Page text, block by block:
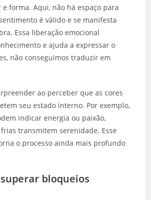
e forma. Aqui, não há espaço para
é válido e se manifesta
Essa liberação emocional
e ajuda a expressar o
não conseguimos traduzir em
ao perceber que as cores
seu estado interno. Por exemplo,
indicar energia ou paixão,
transmitem serenidade. Esse
o processo ainda mais profundo
bloqueios